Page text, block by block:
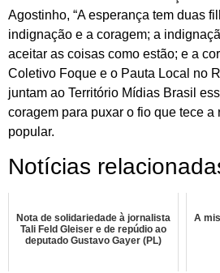
Agostinho, “A esperança tem duas
indignação e a coragem; a
aceitar as coisas como estão; e a
Coletivo Foque e o Pauta Local no
juntam ao Território Mídias Brasil
coragem para puxar o fio que tece
popular.
Notícias
Nota de solidariedade à jornalista
Tali Feld Gleiser e de repúdio ao
deputado Gustavo Gayer (PL)
A